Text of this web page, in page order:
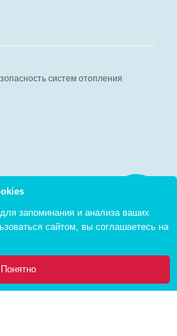
Избранное Корзина:
систем отопления
рынок, павильон № 8c
пом. 199
запоминания и анализа ваших
сайтом, вы соглашаетесь на
Понятно